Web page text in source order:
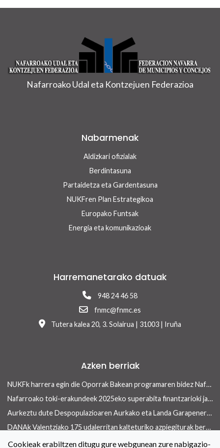
Nafarroako Udal eta Kontzejuen Federazioa
Nabarmenak
Aldizkari ofizialak
Berdintasuna
Partaidetza eta Gardentasuna
NUKFren Plan Estrategikoa
Europako Funtsak
Energia eta komunikazioak
Harremanetarako datuak
948 24 46 58
fnmc@fnmc.es
Tutera kalea 20, 3. Solairua | 31003 | Iruña
Azken berriak
NUKFk harrera egin die Oporrak Bakean programaren bidez Nafarroara uda igarotzera etorritako saharar haurrei
Nafarroako toki-erakundeek 2025eko superabita finantzarioki jasangarriak diren inbertsioak egiteko erabili ahalko dute 13/2026 Errege lege-dekretua onetsi ondoren
Aurkeztu dute Despopulazioaren Aurkako eta Landa Garapenerako Foru Legearen aurreproiektua
DANAk Valentziako 175 udalerritan kalteturiko azpiegiturak berreraikitzen parte-hartuko dute Nafarroako toki-erakundeek
Cookieak erabiltzen ditugu gure webgunean zure nabigazio-